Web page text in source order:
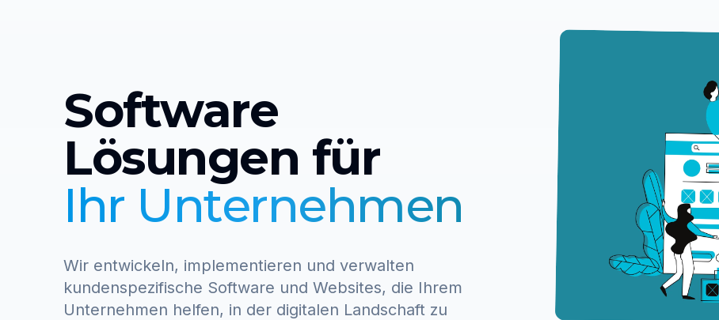
Software
Lösungen für
Ihr Unternehmen
Wir entwickeln, implementieren und verwalten
kundenspezifische Software und Websites, die Ihrem
Unternehmen helfen, in der digitalen Landschaft zu